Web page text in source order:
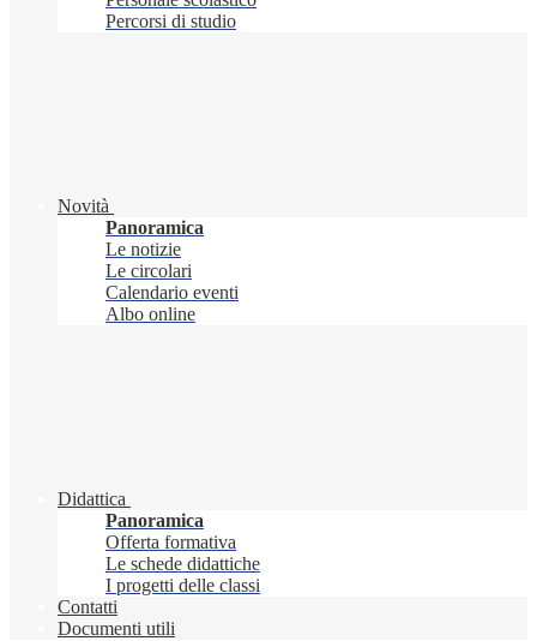
Percorsi di studio
Novità
Panoramica
Le notizie
Le circolari
Calendario eventi
Albo online
Didattica
Panoramica
Offerta formativa
Le schede didattiche
I progetti delle classi
Contatti
Documenti utili